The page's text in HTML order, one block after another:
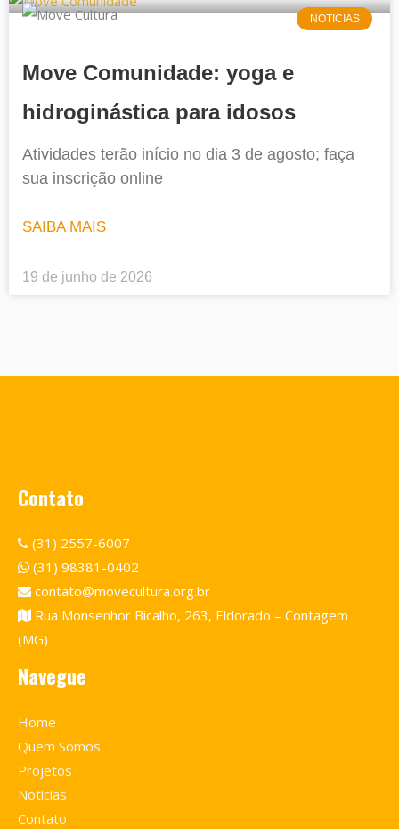
NOTICIAS
Move Comunidade: yoga e
hidroginástica para idosos
Atividades terão início no dia 3 de agosto; faça
sua inscrição online
SAIBA MAIS
19 de junho de 2026
Contato
(31) 2557-6007
(31) 98381-0402
contato@movecultura.org.br
Rua Monsenhor Bicalho, 263, Eldorado – Contagem
(MG)
Navegue
Home
Quem Somos
Projetos
Noticias
Contato